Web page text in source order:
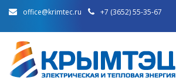
office@krimtec.ru +7 (3652) 55-35-67